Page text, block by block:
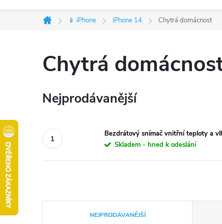
Domů
📱 iPhone iPhone 14 Chytrá domácnost
Chytrá
Nejprodávanější
Bezdrátový snímač vnitřní teploty a
Skladem - hned k odeslání
NEJPRODÁVANĚJŠÍ